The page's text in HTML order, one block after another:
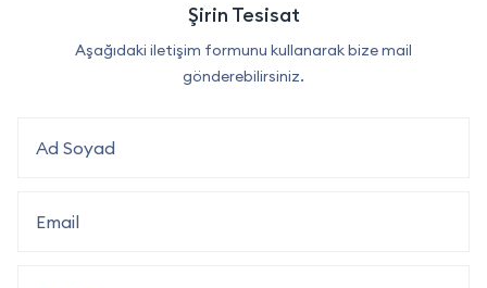
Şirin Tesisat
Aşağıdaki iletişim formunu kullanarak bize mail
gönderebilirsiniz.